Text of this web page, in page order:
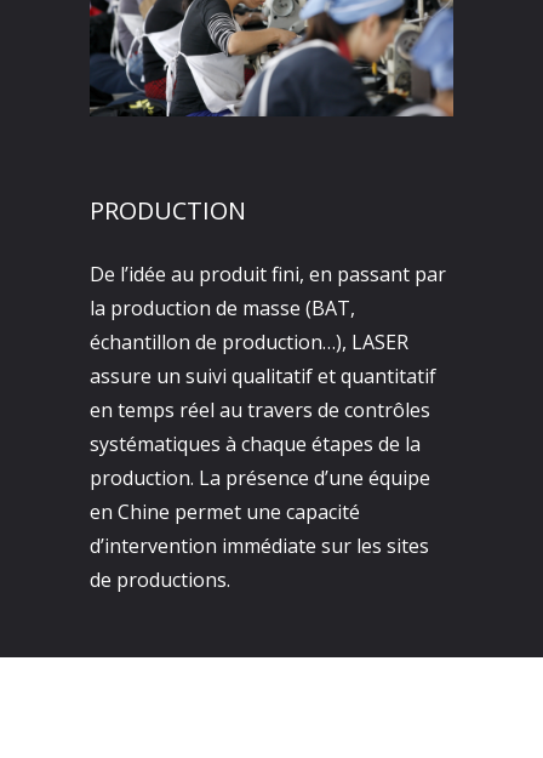
PRODUCTION
De l’idée au produit fini, en passant par
la production de masse (BAT,
échantillon de production…), LASER
assure un suivi qualitatif et quantitatif
en temps réel au travers de contrôles
systématiques à chaque étapes de la
production. La présence d’une équipe
en Chine permet une capacité
d’intervention immédiate sur les sites
de productions.